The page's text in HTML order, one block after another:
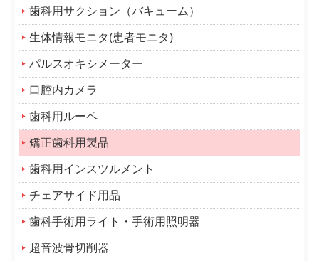
歯科用サクション（バキューム）
生体情報モニタ(患者モニタ)
パルスオキシメーター
口腔内カメラ
歯科用ルーペ
矯正歯科用製品
歯科用インスツルメント
チェアサイド用品
歯科手術用ライト・手術用照明器
超音波骨切削器